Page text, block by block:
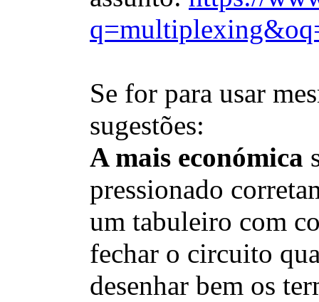
Se for para usar
sugestões:
A mais económica
pressionado
um tabuleiro com
fechar o circuito
desenhar bem os